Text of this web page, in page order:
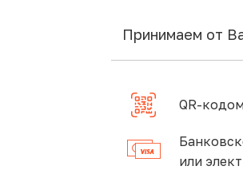
Принимаем от
QR-
или